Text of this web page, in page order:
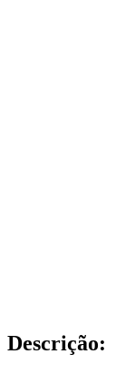
Descrição: